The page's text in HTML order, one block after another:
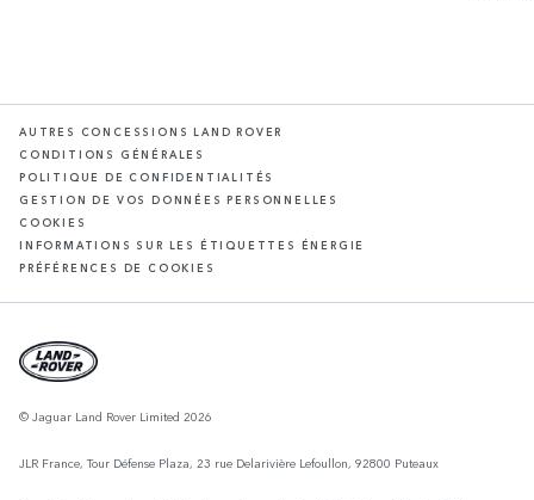
AUTRES CONCESSIONS LAND ROVER
CONDITIONS GÉNÉRALES
POLITIQUE DE CONFIDENTIALITÉS
GESTION DE VOS DONNÉES PERSONNELLES
COOKIES
INFORMATIONS SUR LES ÉTIQUETTES ÉNERGIE
PRÉFÉRENCES DE COOKIES
© Jaguar Land Rover Limited 2026
JLR France, Tour Défense Plaza, 23 rue Delarivière Lefoullon, 92800 Puteaux